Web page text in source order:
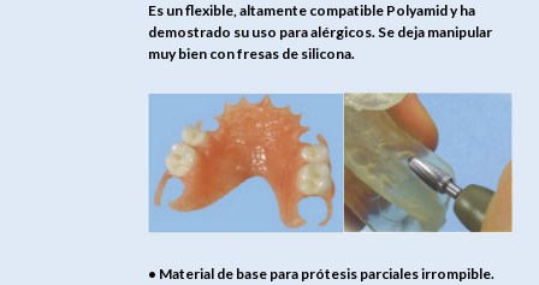
Es un flexible, altamente compatible Polyamid y ha
demostrado su uso para alérgicos. Se deja manipular
muy bien con fresas de silicona.
• Material de base para prótesis parciales irrompible.